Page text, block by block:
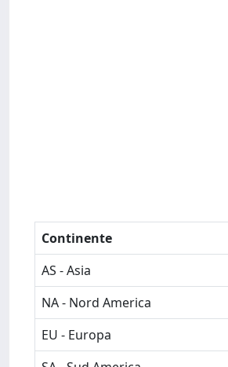
Continente
AS - Asia
NA - Nord America
EU - Europa